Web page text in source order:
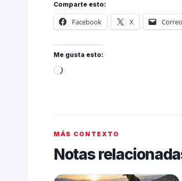
Comparte esto:
Facebook X
Me gusta esto:
MÁS CONTEXTO
Notas